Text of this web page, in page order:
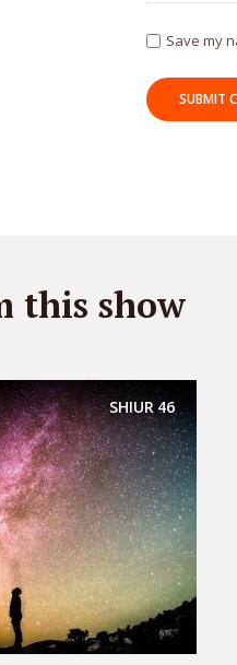
Save my
this show
SHIUR 46